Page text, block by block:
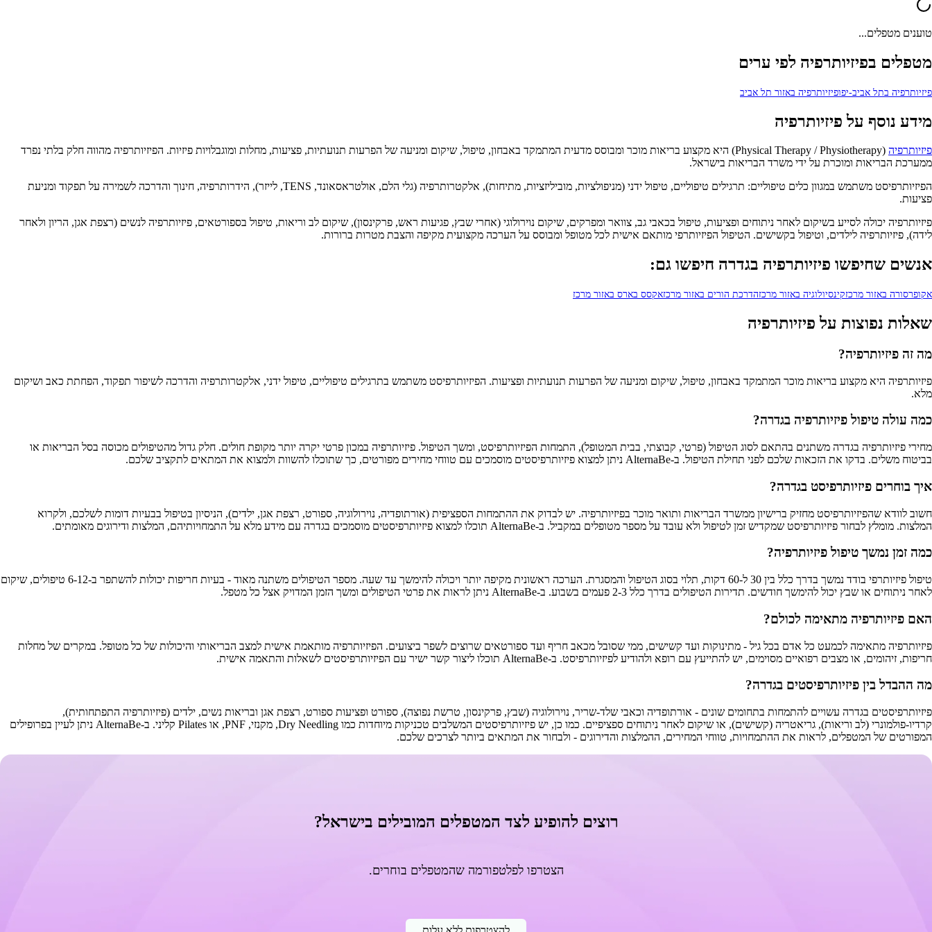
טוענים מטפלים...
מטפלים בפיזיותרפיה לפי ערים
פיזיותרפיה בתל אביב-יפופיזיותרפיה באזור תל אביב
מידע נוסף על פיזיותרפיה
פיזיותרפיה
(Physical Therapy / Physiotherapy) היא מקצוע בריאות מוכר ומבוסס מדעית המתמקד באבחון, טיפול, שיקום ומניעה של הפרעות תנועתיות, פציעות, מחלות ומוגבלויות פיזיות. הפיזיותרפיה מהווה חלק בלתי נפרד
ממערכת הבריאות ומוכרת על ידי משרד הבריאות בישראל.
הפיזיותרפיסט משתמש במגוון כלים טיפוליים: תרגילים טיפוליים, טיפול ידני (מניפולציות, מוביליזציות, מתיחות), אלקטרותרפיה (גלי הלם, אולטראסאונד, TENS, לייזר), הידרותרפיה, חינוך והדרכה לשמירה על תפקוד ומניעת
פציעות.
פיזיותרפיה יכולה לסייע בשיקום לאחר ניתוחים ופציעות, טיפול בכאבי גב, צוואר ומפרקים, שיקום נוירולוגי (אחרי שבץ, פגיעות ראש, פרקינסון), שיקום לב וריאות, טיפול בספורטאים, פיזיותרפיה לנשים (רצפת אגן, הריון ולאחר
לידה), פיזיותרפיה לילדים, וטיפול בקשישים. הטיפול הפיזיותרפי מותאם אישית לכל מטופל ומבוסס על הערכה מקצועית מקיפה והצבת מטרות ברורות.
אנשים שחיפשו פיזיותרפיה בגדרה חיפשו גם:
אקופרסורה באזור מרכזקינסיולוגיה באזור מרכזהדרכת הורים באזור מרכזאקסס בארס באזור מרכז
שאלות נפוצות על פיזיותרפיה
מה זה פיזיותרפיה?
פיזיותרפיה היא מקצוע בריאות מוכר המתמקד באבחון, טיפול, שיקום ומניעה של הפרעות תנועתיות ופציעות. הפיזיותרפיסט משתמש בתרגילים טיפוליים, טיפול ידני, אלקטרותרפיה והדרכה לשיפור תפקוד, הפחתת כאב ושיקום
מלא.
כמה עולה טיפול פיזיותרפיה בגדרה?
מחירי פיזיותרפיה בגדרה משתנים בהתאם לסוג הטיפול (פרטי, קבוצתי, בבית המטופל), התמחות הפיזיותרפיסט, ומשך הטיפול. פיזיותרפיה במכון פרטי יקרה יותר מקופת חולים. חלק גדול מהטיפולים מכוסה בסל הבריאות או
בביטוח משלים. בדקו את הזכאות שלכם לפני תחילת הטיפול. ב-AlternaBe ניתן למצוא פיזיותרפיסטים מוסמכים עם טווחי מחירים מפורטים, כך שתוכלו להשוות ולמצוא את המתאים לתקציב שלכם.
איך בוחרים פיזיותרפיסט בגדרה?
חשוב לוודא שהפיזיותרפיסט מחזיק ברישיון ממשרד הבריאות ותואר מוכר בפיזיותרפיה. יש לבדוק את ההתמחות הספציפית (אורתופדיה, נוירולוגיה, ספורט, רצפת אגן, ילדים), הניסיון בטיפול בבעיות דומות לשלכם, ולקרוא
המלצות. מומלץ לבחור פיזיותרפיסט שמקדיש זמן לטיפול ולא עובד על מספר מטופלים במקביל. ב-AlternaBe תוכלו למצוא פיזיותרפיסטים מוסמכים בגדרה עם מידע מלא על התמחויותיהם, המלצות ודירוגים מאומתים.
כמה זמן נמשך טיפול פיזיותרפיה?
טיפול פיזיותרפי בודד נמשך בדרך כלל בין 30 ל-60 דקות, תלוי בסוג הטיפול והמסגרת. הערכה ראשונית מקיפה יותר ויכולה להימשך עד שעה. מספר הטיפולים משתנה מאוד - בעיות חריפות יכולות להשתפר ב-6-12 טיפולים, שיקום
לאחר ניתוחים או שבץ יכול להימשך חודשים. תדירות הטיפולים בדרך כלל 2-3 פעמים בשבוע. ב-AlternaBe ניתן לראות את פרטי הטיפולים ומשך הזמן המדויק אצל כל מטפל.
האם פיזיותרפיה מתאימה לכולם?
פיזיותרפיה מתאימה לכמעט כל אדם בכל גיל - מתינוקות ועד קשישים, ממי שסובל מכאב חריף ועד ספורטאים שרוצים לשפר ביצועים. הפיזיותרפיה מותאמת אישית למצב הבריאותי והיכולות של כל מטופל. במקרים של מחלות
חריפות, זיהומים, או מצבים רפואיים מסוימים, יש להתייעץ עם רופא ולהודיע לפיזיותרפיסט. ב-AlternaBe תוכלו ליצור קשר ישיר עם הפיזיותרפיסטים לשאלות והתאמה אישית.
מה ההבדל בין פיזיותרפיסטים בגדרה?
פיזיותרפיסטים בגדרה עשויים להתמחות בתחומים שונים - אורתופדיה וכאבי שלד-שריר, נוירולוגיה (שבץ, פרקינסון, טרשת נפוצה), ספורט ופציעות ספורט, רצפת אגן ובריאות נשים, ילדים (פיזיותרפיה התפתחותית),
קרדיו-פולמונרי (לב וריאות), גריאטריה (קשישים), או שיקום לאחר ניתוחים ספציפיים. כמו כן, יש פיזיותרפיסטים המשלבים טכניקות מיוחדות כמו Dry Needling, מקנזי, PNF, או Pilates קליני. ב-AlternaBe ניתן לעיין בפרופילים
המפורטים של המטפלים, לראות את ההתמחויות, טווחי המחירים, ההמלצות והדירוגים - ולבחור את המתאים ביותר לצרכים שלכם.
רוצים להופיע לצד המטפלים המובילים בישראל?
הצטרפו לפלטפורמה שהמטפלים בוחרים.